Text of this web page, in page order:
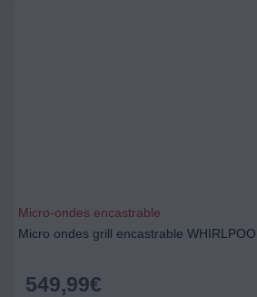
Micro-ondes encastrable
Micro ondes grill encastrable
549,99€